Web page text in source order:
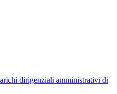
dirigenziali amministrativi di